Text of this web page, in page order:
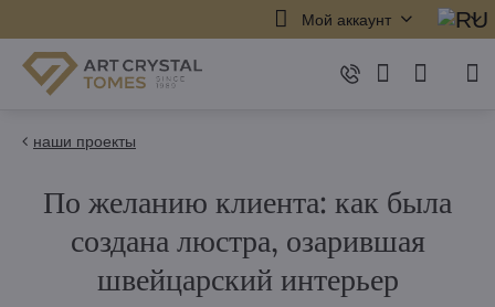
Мой аккаунт
наши проекты
По желанию клиента: как была
создана люстра, озарившая
швейцарский интерьер